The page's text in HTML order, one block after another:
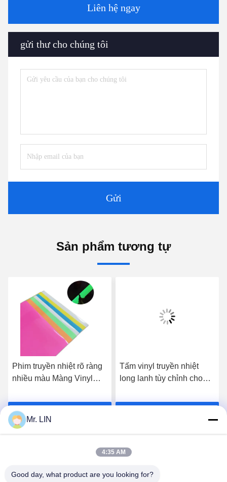
Liên hệ ngay
gửi thư cho chúng tôi
Gửi
Sản phẩm tương tự
Phim truyền nhiệt rõ ràng
nhiều màu Màng Vinyl
Nhận giá tốt nhất
Tấm vinyl truyền nhiệt
long lanh tùy chỉnh cho
Mr. LIN
4:35 AM
Good day, what product are you looking for?